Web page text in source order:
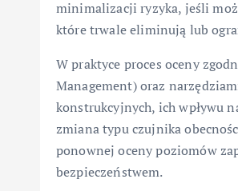
minimalizacji ryzyka, jeśli
które trwale eliminują lub
W praktyce proces oceny
Management) oraz
konstrukcyjnych, ich wpływu
zmiana typu czujnika
ponownej oceny poziomów
bezpieczeństwem.